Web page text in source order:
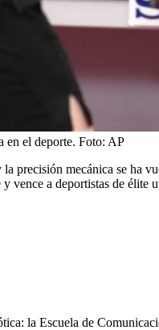
en el deporte. Foto: AP
precisión mecánica se ha
vence a deportistas de élite
la Escuela de